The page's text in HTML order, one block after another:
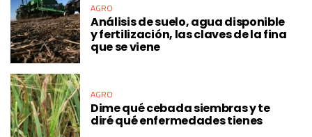
AGRO
Análisis de suelo, agua disponible
y fertilización, las claves de la fina
que se viene
AGRO
Dime qué cebada siembras y te
diré qué enfermedades tienes